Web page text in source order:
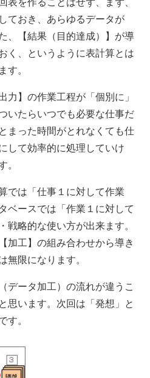
表を作ることはせず、まず、
ておき、あらゆるデータが
、【結果（目的達成）】が導
く、というように表計算とは
す。
】の作業工程が「個別に」
いたらいつでも必要な仕事だ
まった時間がとれなくても仕
して効率的に処理していけ
。
では「仕事１に対して作業
ベースでは「作業１に対して
戦略的な使い方が出来ます。
加工】の組み合わせから導き
無限になります。
データ加工）の流れが違うこ
思います。次回は「発想」と
す。